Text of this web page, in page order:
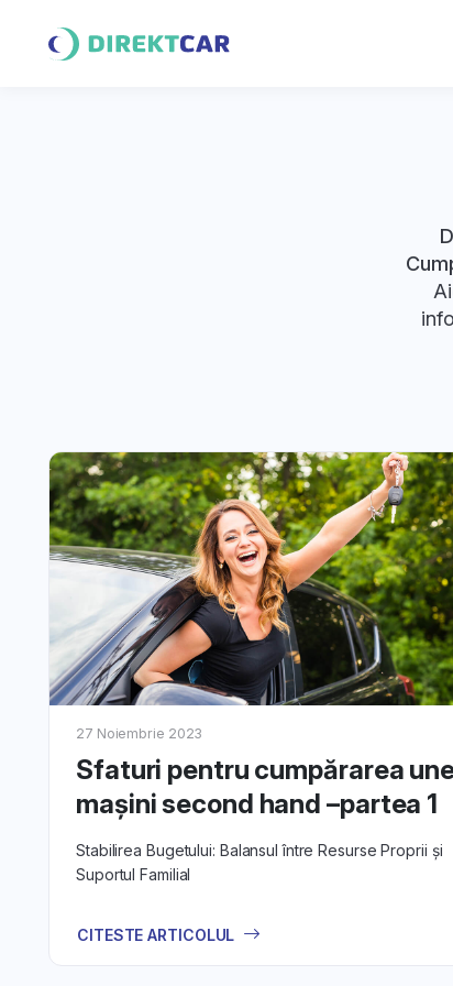
27 Noiembrie 2023
Sfaturi pentru cumpărarea
mașini second hand –partea 1
Stabilirea Bugetului: Balansul între Resurse Proprii și
Suportul Familial
CITESTE ARTICOLUL